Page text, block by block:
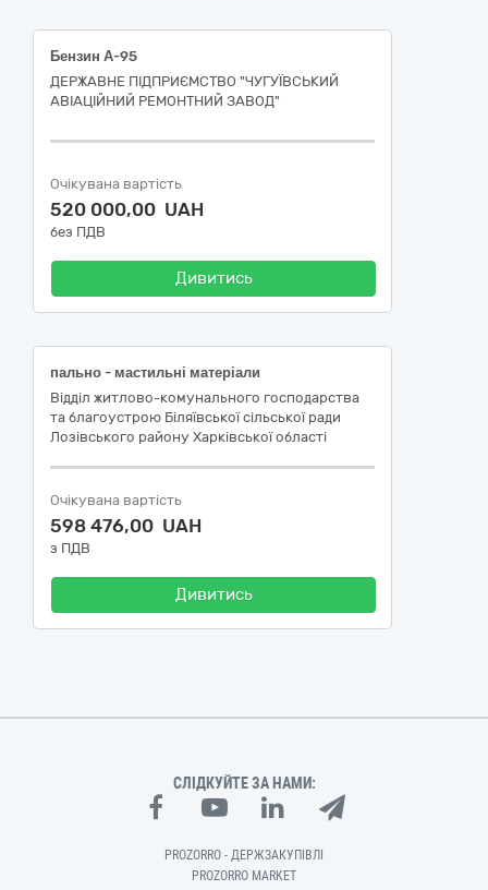
Бензин А-95
ДЕРЖАВНЕ ПІДПРИЄМСТВО "ЧУГУЇВСЬКИЙ
АВІАЦІЙНИЙ РЕМОНТНИЙ ЗАВОД"
Очікувана вартість
520 000,00 UAH
без ПДВ
Дивитись
пально - мастильні матеріали
Відділ житлово-комунального господарства
та благоустрою Біляївської сільської ради
Лозівського району Харківської області
Очікувана вартість
598 476,00 UAH
з ПДВ
Дивитись
СЛІДКУЙТЕ ЗА НАМИ:
PROZORRO - ДЕРЖЗАКУПІВЛІ
PROZORRO MARKET